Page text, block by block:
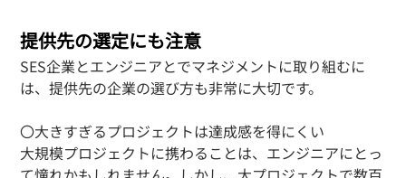
提供先の選定にも注意
SES企業とエンジニアとでマネジメントに取り組むに
は、提供先の企業の選び方も非常に大切です。
〇大きすぎるプロジェクトは達成感を得にくい
大規模プロジェクトに携わることは、エンジニアにとっ